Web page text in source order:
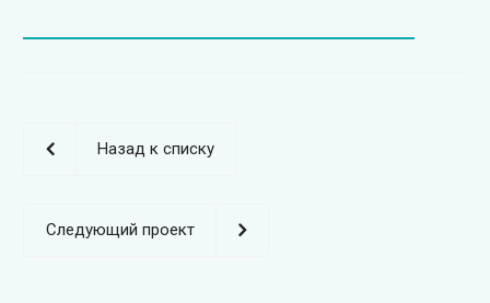
Назад к списку
Следующий проект